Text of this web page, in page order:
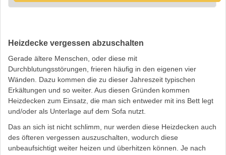
Heizdecke vergessen abzuschalten
Gerade ältere Menschen, oder diese mit
Durchblutungsstörungen, frieren häufig in den eigenen vier
Wänden. Dazu kommen die zu dieser Jahreszeit typischen
Erkältungen und so weiter. Aus diesen Gründen kommen
Heizdecken zum Einsatz, die man sich entweder mit ins Bett legt
und/oder als Unterlage auf dem Sofa nutzt.
Das an sich ist nicht schlimm, nur werden diese Heizdecken auch
des öfteren vergessen auszuschalten, wodurch diese
unbeaufsichtigt weiter heizen und überhitzen können. Je nach